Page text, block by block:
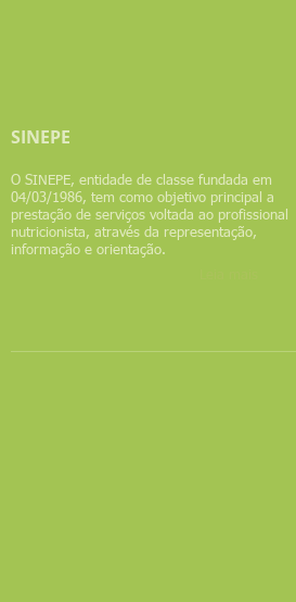
SINEPE
​O SINEPE, entidade de classe fundada em
04/03/1986, tem como objetivo principal a
prestação de serviços voltada ao profissional
nutricionista, através da representação,
informação e orientação.